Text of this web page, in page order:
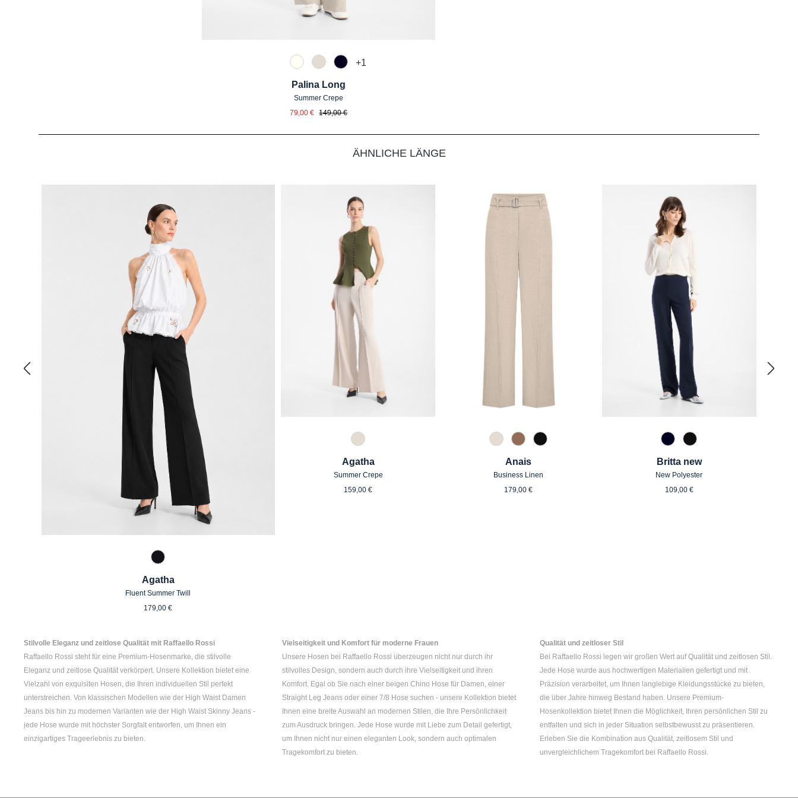
120 Natur343 Marzipan
889 Dunkelblau
+1
Palina Long
Summer Crepe
Verkaufspreis:
79,00 € Regulärer Preis:
149,00 €
ÄHNLICHE LÄNGE
967 Mitternachtsgrau
Agatha
Fluent Summer Twill
Regulärer Preis:
179,00 €
343 Marzipan
Agatha
Summer Crepe
Regulärer Preis:
159,00 €
343 Marzipan
614 Toffee990 Schwarz
Anais
Business Linen
Regulärer Preis:
179,00 €
890 Marine990 Schwarz
Britta new
New Polyester
Regulärer Preis:
109,00 €
Stilvolle Eleganz und zeitlose Qualität mit Raffaello Rossi
Raffaello Rossi steht für eine Premium-Hosenmarke, die stilvolle
Eleganz und zeitlose Qualität verkörpert. Unsere Kollektion bietet eine
Vielzahl von exquisiten Hosen, die Ihren individuellen Stil perfekt
unterstreichen. Von klassischen Modellen wie der High Waist Damen
Jeans bis hin zu modernen Varianten wie der High Waist Skinny Jeans -
jede Hose wurde mit höchster Sorgfalt entworfen, um Ihnen ein
einzigartiges Trageerlebnis zu bieten.
Vielseitigkeit und Komfort für moderne Frauen
Unsere Hosen bei Raffaello Rossi überzeugen nicht nur durch ihr
stilvolles Design, sondern auch durch ihre Vielseitigkeit und ihren
Komfort. Egal ob Sie nach einer beigen Chino Hose für Damen, einer
Straight Leg Jeansoder einer 7/8 Hose suchen - unsere Kollektion bietet
Ihnen eine breite Auswahl an modernen Stilen, die Ihre Persönlichkeit
zum Ausdruck bringen. Jede Hose wurde mit Liebe zum Detail gefertigt,
um Ihnen nicht nur einen eleganten Look, sondern auch optimalen
Tragekomfort zu bieten.
Qualität und zeitloser Stil
Bei Raffaello Rossi legen wir großen Wert auf Qualität und zeitlosen Stil.
Jede Hose wurde aus hochwertigen Materialien gefertigt und mit
Präzision verarbeitet, um Ihnen langlebige Kleidungsstücke zu bieten,
die über Jahre hinweg Bestand haben. Unsere Premium-
Hosenkollektion bietet Ihnen die Möglichkeit, Ihren persönlichen Stil zu
entfalten und sich in jeder Situation selbstbewusst zu präsentieren.
Erleben Sie die Kombination aus Qualität, zeitlosem Stil und
unvergleichlichem Tragekomfort bei Raffaello Rossi.